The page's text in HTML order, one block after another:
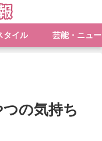
タイル 芸能・ニュ
の気持ち